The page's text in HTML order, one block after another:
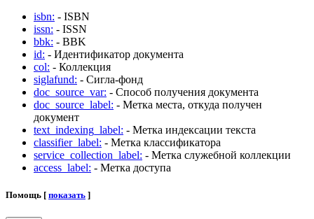
isbn: - ISBN
issn: - ISSN
bbk: - BBK
id: - Идентификатор документа
col: - Коллекция
siglafund: - Сигла-фонд
doc_source_var: - Способ получения документа
doc_source_label: - Метка места, откуда получен
документ
text_indexing_label: - Метка индексации текста
classifier_label: - Метка классификатора
service_collection_label: - Метка служебной коллекции
access_label: - Метка доступа
Помощь [ показать ]